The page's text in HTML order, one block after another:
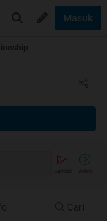
Masuk
Cari